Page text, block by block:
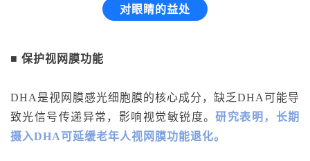
对眼睛的益处
■ 保护视网膜功能
DHA是视网膜感光细胞膜的核心成分，缺乏DHA可能导
致光信号传递异常，影响视觉敏锐度。研究表明，长期
摄入DHA可延缓老年人视网膜功能退化。